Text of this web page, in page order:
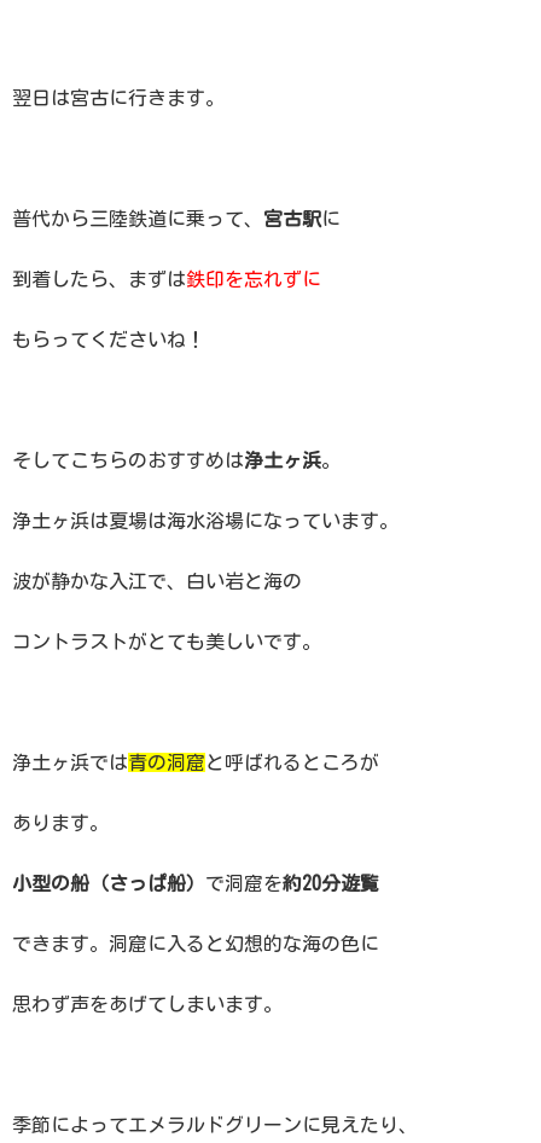
翌日は宮古に行きます。
普代から三陸鉄道に乗って、 宮古駅に
到着したら、まずは鉄印を忘れずに
もらってくださいね！
そしてこちらのおすすめは浄土ヶ浜。
浄土ヶ浜は夏場は海水浴場になっています。
波が静かな入江で、白い岩と海の
コントラストがとても美しいです。
浄土ヶ浜では青の洞窟と呼ばれるところが
あります。
小型の船（さっぱ船） で洞窟を約20分遊覧
できます。洞窟に入ると幻想的な海の色に
思わず声をあげてしまいます。
季節によってエメラルドグリーンに見えたり、